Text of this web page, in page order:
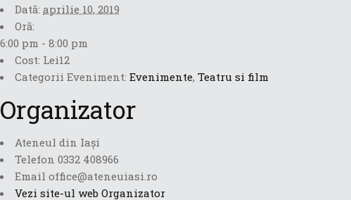
Dată: aprilie 10, 2019
Oră:
6:00 pm - 8:00 pm
Cost: Lei12
Categorii Eveniment: Evenimente, Teatru si film
Organizator
Ateneul din Iași
Telefon 0332 408966
Email office@ateneuiasi.ro
Vezi site-ul web Organizator